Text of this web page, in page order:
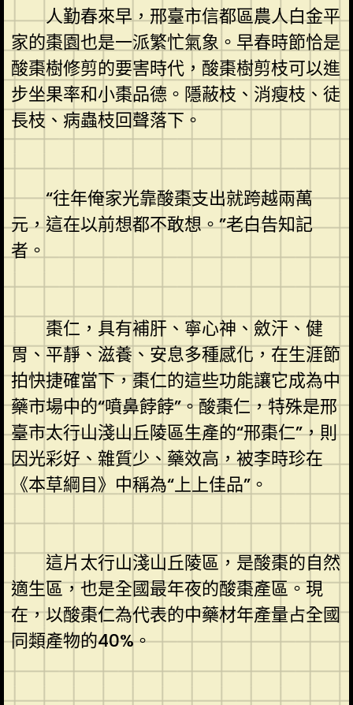
人勤春來早，邢臺市信都區農人白金平
家的棗園也是一派繁忙氣象。早春時節恰是
酸棗樹修剪的要害時代，酸棗樹剪枝可以進
步坐果率和小棗品德。隱蔽枝、消瘦枝、徒
長枝、病蟲枝回聲落下。
“往年俺家光靠酸棗支出就跨越兩萬
元，這在以前想都不敢想。”老白告知記
者。
棗仁，具有補肝、寧心神、斂汗、健
胃、平靜、滋養、安息多種感化，在生涯節
拍快捷確當下，棗仁的這些功能讓它成為中
藥市場中的“噴鼻餑餑”。酸棗仁，特殊是邢
臺市太行山淺山丘陵區生產的“邢棗仁”，則
因光彩好、雜質少、藥效高，被李時珍在
《本草綱目》中稱為“上上佳品”。
這片太行山淺山丘陵區，是酸棗的自然
適生區，也是全國最年夜的酸棗產區。現
在，以酸棗仁為代表的中藥材年產量占全國
同類產物的40%。